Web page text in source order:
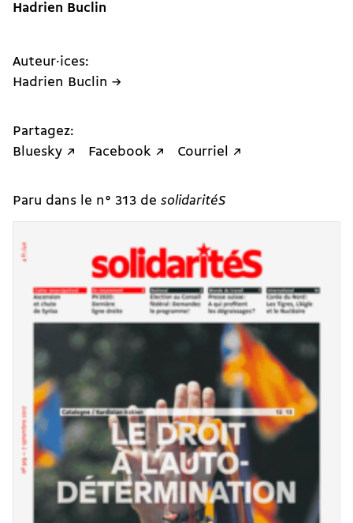
Hadrien Buclin
Auteur·ices:
Hadrien Buclin →
Partagez:
Bluesky ↗
Facebook ↗ Courriel ↗
Paru dans le n° 313 de solidaritéS